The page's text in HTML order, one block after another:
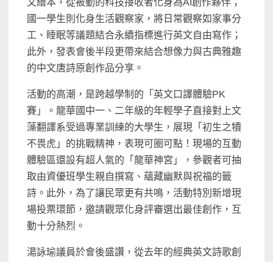
國一學生則化身生活觀察家，將日常觀察如家事分
工、睡眠等議題結合永續指標進行英文自由寫作；
此外，發表會後半段更帶來結合想像力與古典雅趣
的中文唐詩原創作品分享。
活動的高潮，是跨越學制的「英文口譯體驗PK
賽」。龍華國中一、二年級的年輕學子直接對上文
藻翻譯系受過專業訓練的大學生，展現「初生之犢
不畏虎」的挑戰精神，表現可圈可點！現場的互動
體驗區還設有超人氣的「龍華神宮」，參觀者可抽
取由資優班學生親自撰寫、蘊藏幽默與祝福的籤
詩。此外，為了讓民眾更有共鳴，活動特別新增現
場投票環節，邀請觀眾化身評審選出最佳創作，互
動十分熱烈。
湯詠瑜議員於會後盛讚，從去年的經典英文詩歌創